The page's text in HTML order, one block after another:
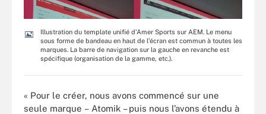
Illustration du template unifié d’Amer Sports sur AEM. Le menu
sous forme de bandeau en haut de l’écran est commun à toutes les
marques. La barre de navigation sur la gauche en revanche est
spécifique (organisation de la gamme, etc.).
« Pour le créer, nous avons commencé sur une
seule marque – Atomik – puis nous l’avons étendu à